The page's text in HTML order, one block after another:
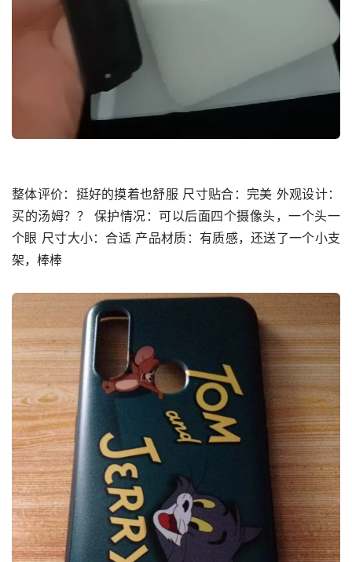
整体评价：挺好的摸着也舒服 尺寸贴合：完美 外观设计：
买的汤姆？？ 保护情况：可以后面四个摄像头，一个头一
个眼 尺寸大小：合适 产品材质：有质感，还送了一个小支
架，棒棒